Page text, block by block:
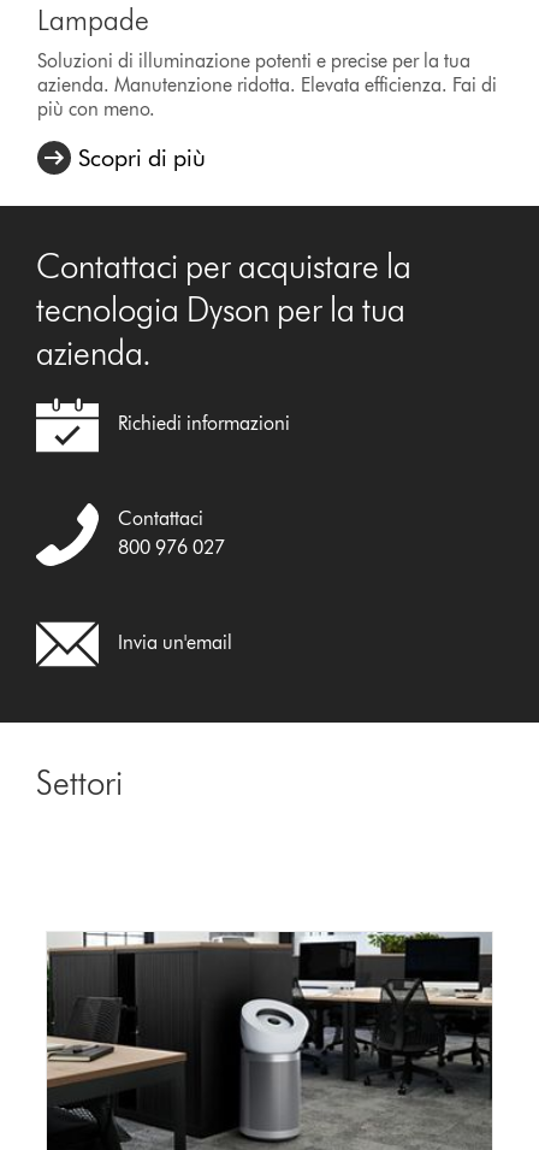
Lampade
Soluzioni di illuminazione potenti e precise per la tua
azienda. Manutenzione ridotta. Elevata efficienza. Fai di
più con meno.
Scopri di più
Contattaci per acquistare la
tecnologia Dyson per la tua
azienda.
Richiedi informazioni
Contattaci
800 976 027
Invia un'email
Settori